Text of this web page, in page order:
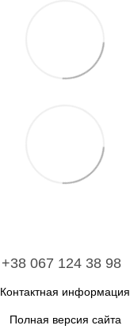
+38 067 124 38 98
Контактная информация
Полная версия сайта